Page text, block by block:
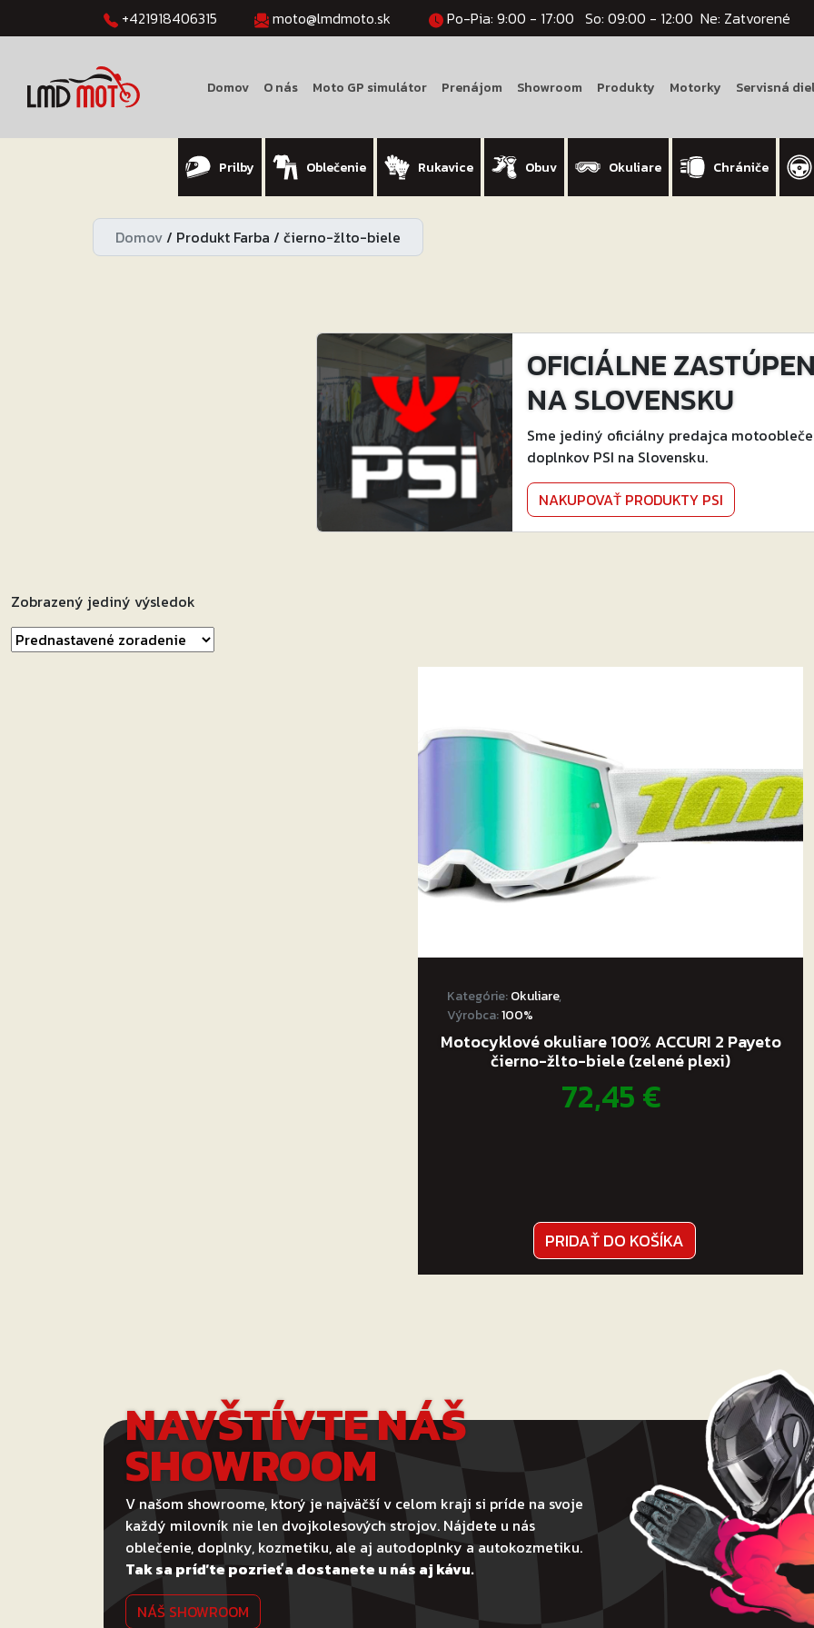
+421918406315 moto@lmdmoto.sk Po-Pia: 9:00 - 17:00 So: 09:00 - 12:00 Ne: Zatvorené
Domov O nás Moto GP simulátor Prenájom Showroom Produkty Motorky Servisná
Prilby Oblečenie Rukavice Obuv Okuliare Chrániče
Domov/ Produkt Farba / čierno-žlto-biele
OFICIÁLNE
NA SLOVENSKU
Sme jediný oficiálny predajca
doplnkov PSI na Slovensku.
NAKUPOVAŤ PRODUKTY PSI
Zobrazený jediný výsledok
Kategórie:Okuliare,
Výrobca:100%
Motocyklové okuliare 100% ACCURI 2 Payeto
čierno-žlto-biele (zelené plexi)
72,45€
PRIDAŤ DO KOŠÍKA
NAVŠTÍVTE NÁŠ
SHOWROOM
V našom showroome, ktorý je najväčší v celom kraji si príde na svoje
každý milovník nie len dvojkolesových strojov. Nájdete u nás
oblečenie, doplnky, kozmetiku, ale aj autodoplnky a autokozmetiku.
Tak sa príďte pozrieť a dostanete u nás aj kávu.
NÁŠ SHOWROOM